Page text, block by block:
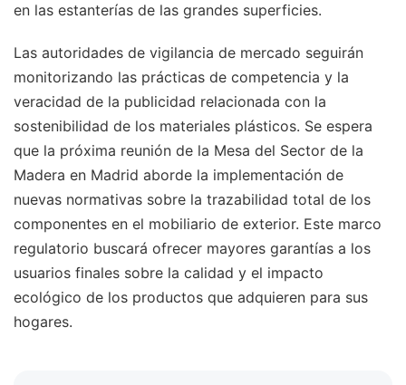
en las estanterías de las grandes superficies.
Las autoridades de vigilancia de mercado seguirán
monitorizando las prácticas de competencia y la
veracidad de la publicidad relacionada con la
sostenibilidad de los materiales plásticos. Se espera
que la próxima reunión de la Mesa del Sector de la
Madera en Madrid aborde la implementación de
nuevas normativas sobre la trazabilidad total de los
componentes en el mobiliario de exterior. Este marco
regulatorio buscará ofrecer mayores garantías a los
usuarios finales sobre la calidad y el impacto
ecológico de los productos que adquieren para sus
hogares.